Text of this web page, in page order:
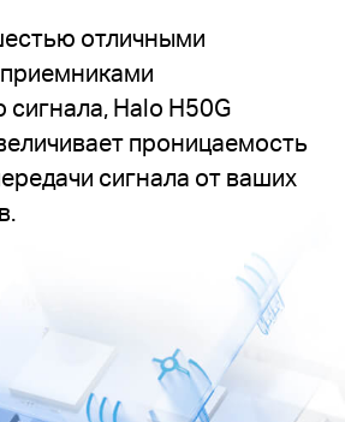
отличными
Halo H50G
проницаемость
сигнала от ваших